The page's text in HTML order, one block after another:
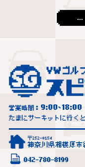
...
営業時間： 9:00~18:00
たまにサーキットに行く
〒252-0154
神奈川県相模原市
042-780-8199